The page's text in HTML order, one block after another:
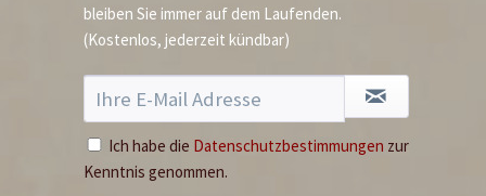
bleiben Sie immer auf dem Laufenden.
(Kostenlos, jederzeit kündbar)
Ich habe die Datenschutzbestimmungen zur
Kenntnis genommen.